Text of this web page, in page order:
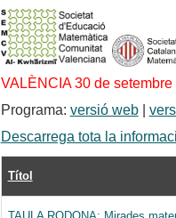
VALÈNCIA 30 de
Programa: versió web|
Descarrega tota la
Títol